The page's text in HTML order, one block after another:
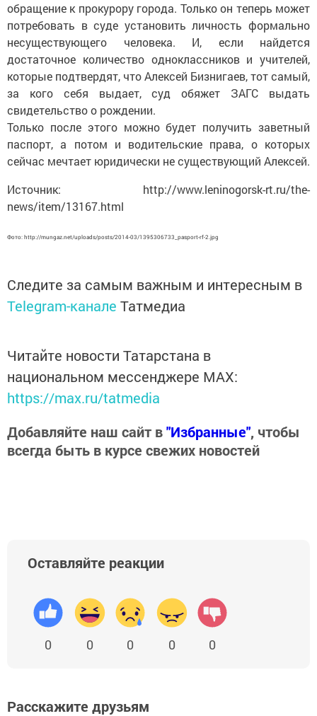
обращение к прокурору города. Только он теперь может
потребовать в суде установить личность формально
несуществующего человека. И, если найдется
достаточное количество одноклассников и учителей,
которые подтвердят, что Алексей Бизнигаев, тот самый,
за кого себя выдает, суд обяжет ЗАГС выдать
свидетельство о рождении.
Только после этого можно будет получить заветный
паспорт, а потом и водительские права, о которых
сейчас мечтает юридически не существующий Алексей.
Источник: http://www.leninogorsk-rt.ru/the-
news/item/13167.html
Фото: http://mungaz.net/uploads/posts/2014-03/1395306733_pasport-rf-2.jpg
Следите за самым важным и интересным в
Telegram-канале Татмедиа
Читайте новости Татарстана в
национальном мессенджере MАХ:
https://max.ru/tatmedia
Добавляйте наш сайт в"Избранные", чтобы
всегда быть в курсе свежих новостей
Оставляйте реакции
0 0 0 0 0
Расскажите друзьям